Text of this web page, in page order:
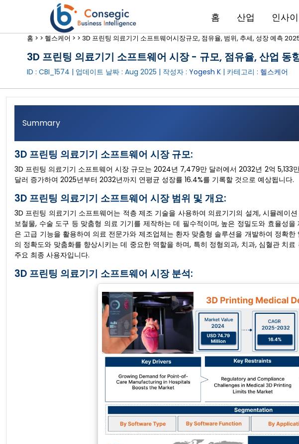
홈 산업 인사
홈 > > 헬스케어 > > 3D 프린팅 의료기기 소프트웨어시장규모, 점유율, 범위, 추세, 성장 예측
3D 프린팅 의료기기 소프트웨어 시장 - 규모, 점유율, 산업
ID : CBI_1574 | 업데이트 날짜 : Aug 2025 | 작성자 : Yogesh K| 카테고리 : 헬스케어
Summary
3D 프린팅 의료기기 소프트웨어 시장 규모:
3D 프린팅 의료기기 소프트웨어 시장 규모는 2024년 7,479만 달러에서 2032년 2억 5,133
달러 증가하여 2025년부터 2032년까지 연평균 성장률 16.4%를 기록할 것으로 예상됩니다.
3D 프린팅 의료기기 소프트웨어 시장 범위 및 개요:
3D 프린팅 의료기기 소프트웨어는 적층 제조 기술을 사용하여 의료기기의 설계, 시뮬레이
보철물, 수술 도구 등 맞춤형 의료 기기를 제작하는 데 필수적이며, 높은 정밀도와 효율성
은 고급 기능을 활용하여 의료 전문가와 제조업체는 환자 맞춤형 솔루션을 개발하여 정확
의 정확도와 맞춤화를 향상시키는 데 중요한 역할을 하며, 특히 정형외과, 치과, 심혈관 치
주요 최종 사용자입니다.
3D 프린팅 의료기기 소프트웨어 시장 분석: